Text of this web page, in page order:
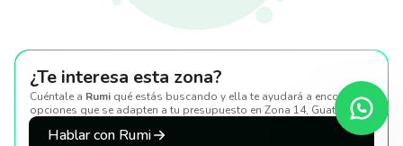
¿Te interesa esta zona?
Cuéntale a Rumi qué estás buscando y ella te ayudará a encontrar
opciones que se adapten a tu presupuesto en Zona 14, Guatemala.
Hablar con Rumi